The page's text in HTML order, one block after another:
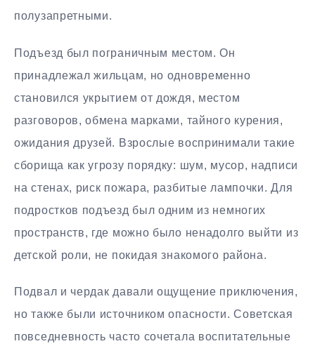
полузапретными.
Подъезд был пограничным местом. Он
принадлежал жильцам, но одновременно
становился укрытием от дождя, местом
разговоров, обмена марками, тайного курения,
ожидания друзей. Взрослые воспринимали такие
сборища как угрозу порядку: шум, мусор, надписи
на стенах, риск пожара, разбитые лампочки. Для
подростков подъезд был одним из немногих
пространств, где можно было ненадолго выйти из
детской роли, не покидая знакомого района.
Подвал и чердак давали ощущение приключения,
но также были источником опасности. Советская
повседневность часто сочетала воспитательные